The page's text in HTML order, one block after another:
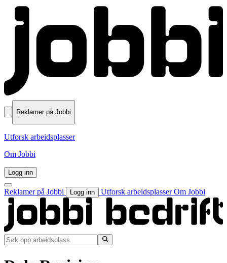
Reklamer på Jobbi
Utforsk arbeidsplasser
Om Jobbi
Logg inn
Reklamer på Jobbi Logg inn Utforsk arbeidsplasserOm Jobbi